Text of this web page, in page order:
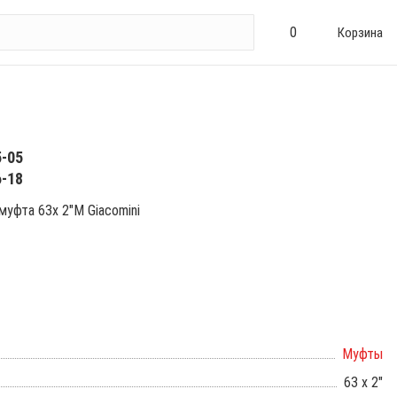
0 Корзина
05
18
63х 2"М Giacomini
Муфты
63 х 2"